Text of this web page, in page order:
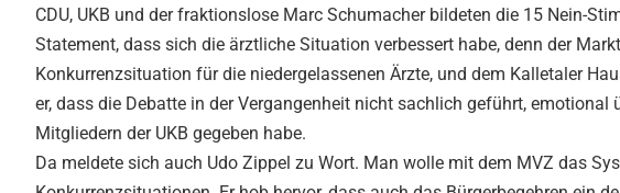
CDU, UKB und der fraktionslose Marc Schumacher bildeten die 15 Nein-
Statement, dass sich die ärztliche Situation verbessert habe, denn der
Konkurrenzsituation für die niedergelassenen Ärzte, und dem Kalletaler
er, dass die Debatte in der Vergangenheit nicht sachlich geführt,
Mitgliedern der UKB gegeben habe.
Da meldete sich auch Udo Zippel zu Wort. Man wolle mit dem MVZ das